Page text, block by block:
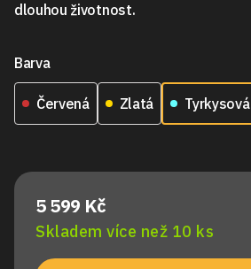
dlouhou životnost.
Barva
Červená Zlatá Tyrkysová
5 599 Kč
Skladem více než 10 ks